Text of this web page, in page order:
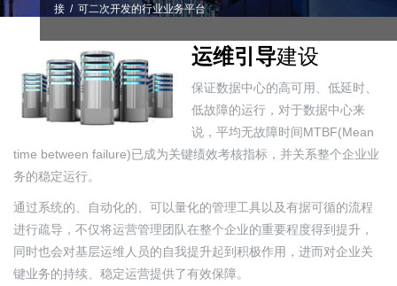
接 / 可二次开发的行业业务平台
运维引导建设
保证数据中心的高可用、低延时、
低故障的运行，对于数据中心来
说，平均无故障时间MTBF(Mean
time between failure)已成为关键绩效考核指标，并关系整个企业业
务的稳定运行。
通过系统的、自动化的、可以量化的管理工具以及有据可循的流程
进行疏导，不仅将运营管理团队在整个企业的重要程度得到提升，
同时也会对基层运维人员的自我提升起到积极作用，进而对企业关
键业务的持续、稳定运营提供了有效保障。